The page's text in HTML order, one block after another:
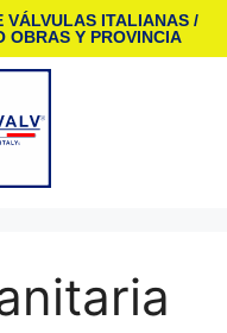
VÁLVULAS ITALIANAS /
OBRAS Y PROVINCIA